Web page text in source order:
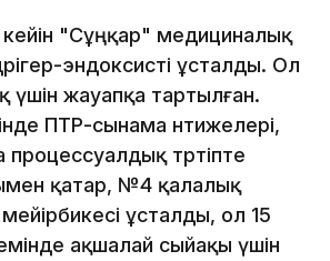
кейін "Сұңқар" медициналық
эндоксисті ұсталды. Ол
үшін жауапқа тартылған.
ПТР-сынама нәтижелері,
тәртіпте
қатар, №4 қалалық
ұсталды, ол 15
ақшалай сыйақы үшін